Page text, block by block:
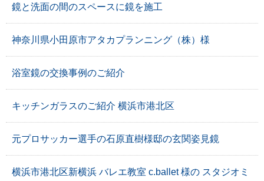
鏡と洗面の間のスペースに鏡を施工
神奈川県小田原市アタカプランニング（株）様
浴室鏡の交換事例のご紹介
キッチンガラスのご紹介 横浜市港北区
元プロサッカー選手の石原直樹様邸の玄関姿見鏡
横浜市港北区新横浜 バレエ教室 c.ballet 様の スタジオミ